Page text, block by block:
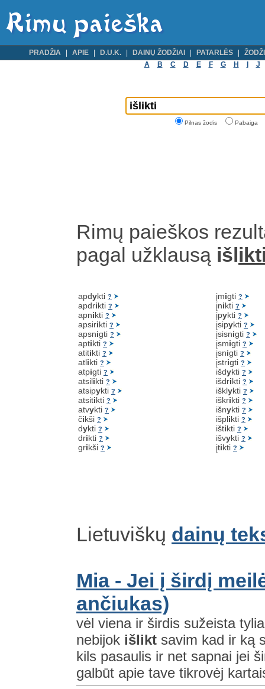
PRADŽIA APIE D.U.K. DAINŲ ŽODŽIAI PATARLĖS
A
B C D E F G H J
Pilnas žodis Pabaiga
Rimų paieškos
pagal užklausą išl
apdykti ?
apdrikti ?
apnikti ?
apsirikti ?
apsnigti ?
aptikti ?
atitikti ?
atlikti ?
atpigti ?
atsilikti ?
atsipykti ?
atsitikti ?
atvykti ?
čikši ?
dykti ?
drikti ?
grikši ?
įmigti ?
įnikti ?
įpykti ?
įsipykti ?
įsisnigti ?
įsmigti ?
įsnigti ?
įstrigti ?
išdykti ?
išdrikti ?
išklykti ?
iškrikti ?
išnykti ?
išplikti ?
ištikti ?
išvykti ?
įtikti ?
Lietuviškų dainų
Mia - Jei į širdį
ančiukas)
vėl viena ir širdis sužeista
nebijok išlikt savim kad ir ką
kils pasaulis ir net sapnai jei
galbūt apie tave tikrovėj